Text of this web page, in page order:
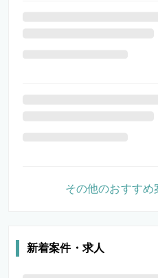
その他のおすすめ
新着案件・求人